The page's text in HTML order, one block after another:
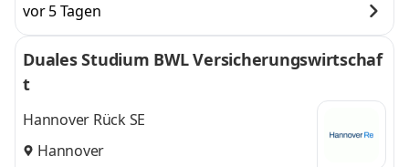
vor 5 Tagen
Duales Studium BWL Versicherungswirtschaf
t
Hannover Rück SE
Hannover